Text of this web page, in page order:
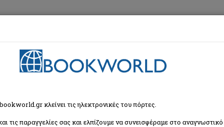
κλείνει τις ηλεκτρονικές του πόρτες.
τις παραγγελίες σας και ελπίζουμε να συνεισφέραμε στο αναγνωστικό